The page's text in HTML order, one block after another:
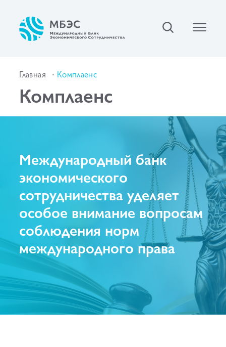
Главная Комплаенс
Комплаенс
Международный банк
экономического
сотрудничества уделяет
особое внимание вопросам
соблюдения норм
международного права